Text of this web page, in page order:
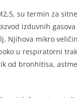
su termin za
izduvnih
Njihova mikro
u respiratorni
od bronhitisa,